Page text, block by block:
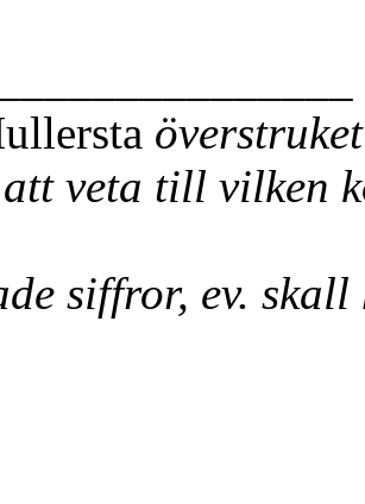
veta till vilken
siffror, ev.